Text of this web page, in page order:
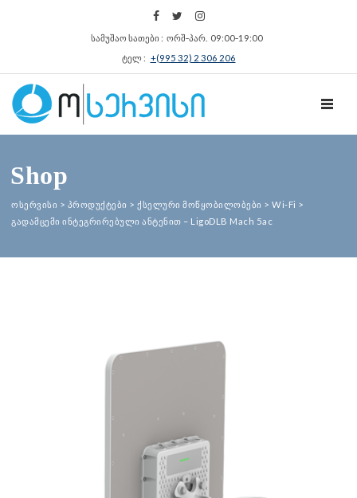
სამუშაო სათები : ორშ‑პარ. 09:00‑19:00
ტელ : +(995 32) 2 306 206
Shop
ოსერვისი > პროდუქტები > ქსელური მოწყობილობები > Wi-Fi >
გადამცემი ინტეგრირებული ანტენით – LigoDLB Mach 5ac